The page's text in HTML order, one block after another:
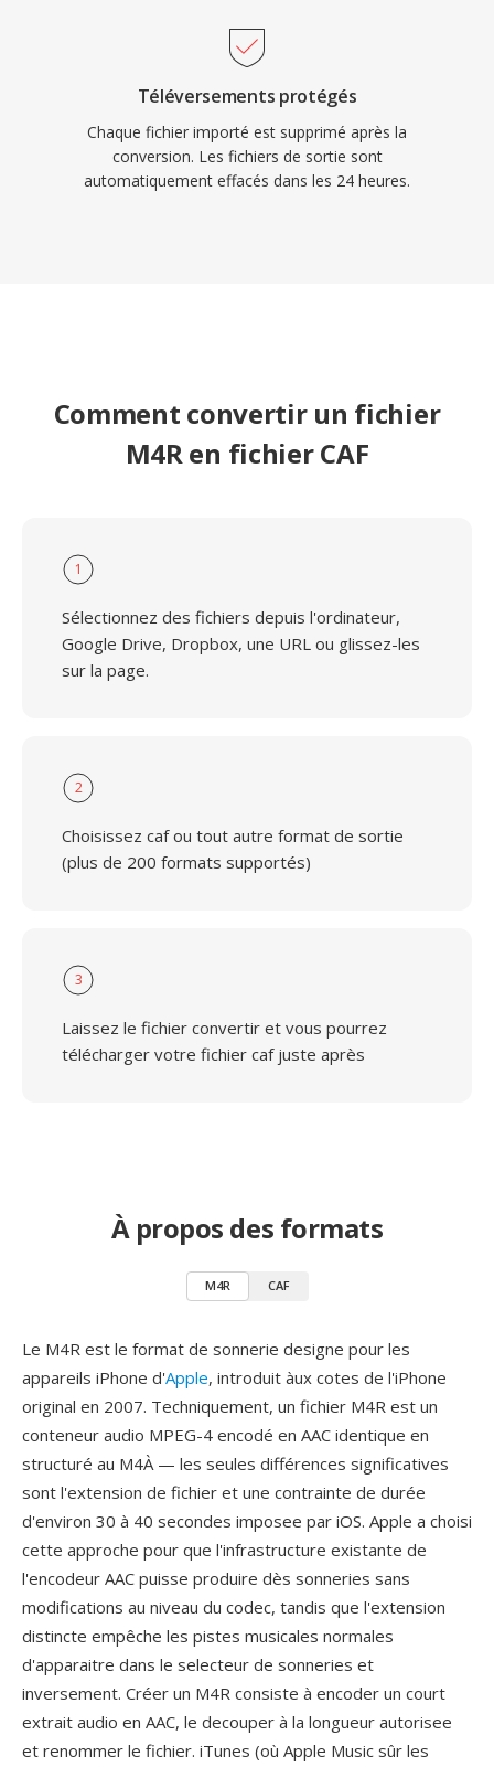
Téléversements protégés
Chaque fichier importé est supprimé après la
conversion. Les fichiers de sortie sont
automatiquement effacés dans les 24 heures.
Comment convertir un fichier
M4R en fichier CAF
1
Sélectionnez des fichiers depuis l'ordinateur,
Google Drive, Dropbox, une URL ou glissez-les
sur la page.
2
Choisissez caf ou tout autre format de sortie
(plus de 200 formats supportés)
3
Laissez le fichier convertir et vous pourrez
télécharger votre fichier caf juste après
À propos des formats
M4R CAF
Le M4R est le format de sonnerie designe pour les
appareils iPhone d'Apple, introduit àux cotes de l'iPhone
original en 2007. Techniquement, un fichier M4R est un
conteneur audio MPEG-4 encodé en AAC identique en
structuré au M4À — les seules différences significatives
sont l'extension de fichier et une contrainte de durée
d'environ 30 à 40 secondes imposee par iOS. Apple a choisi
cette approche pour que l'infrastructure existante de
l'encodeur AAC puisse produire dès sonneries sans
modifications au niveau du codec, tandis que l'extension
distincte empêche les pistes musicales normales
d'apparaitre dans le selecteur de sonneries et
inversement. Créer un M4R consiste à encoder un court
extrait audio en AAC, le decouper à la longueur autorisee
et renommer le fichier. iTunes (où Apple Music sûr les